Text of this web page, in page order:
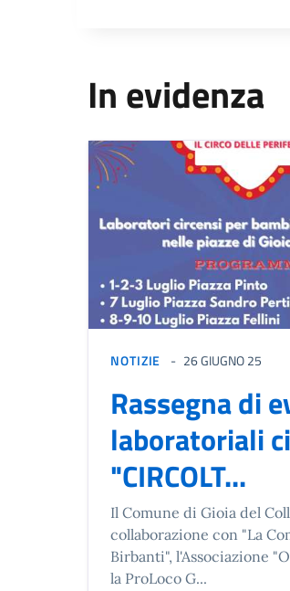
In evidenza
NOTIZIE 26 GIUGNO 25
Rassegna di
laboratoriali
"CIRCOLT...
Il Comune di Gioia del
collaborazione con "La
Birbanti", l'Associazione
la ProLoco G...